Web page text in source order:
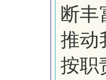
断丰
推动
按职